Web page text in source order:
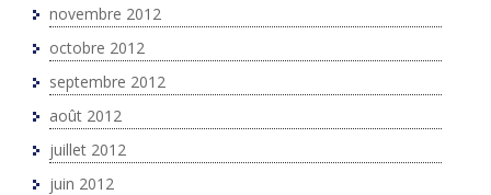
novembre 2012
octobre 2012
septembre 2012
août 2012
juillet 2012
juin 2012